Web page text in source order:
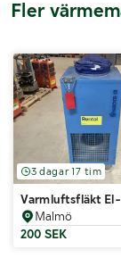
Fler
3 dagar 17 tim
Varmluftsfläkt El-
Malmö
200 SEK